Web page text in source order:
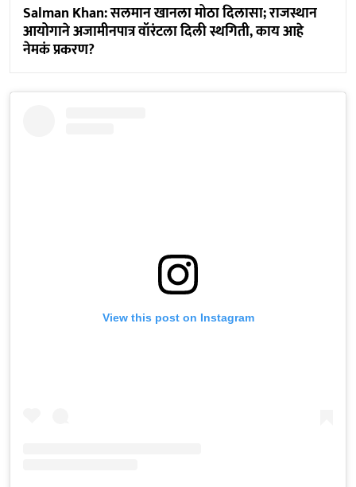
Salman Khan: सलमान खानला मोठा दिलासा; राजस्थान
आयोगाने अजामीनपात्र वॉरंटला दिली स्थगिती, काय आहे
नेमकं प्रकरण?
View this post on Instagram